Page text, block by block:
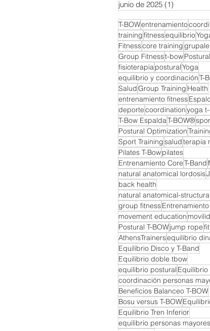
junio de 2025 (1)
T-BOWentrenamiento
trainingfitnessequilibrio
Fitnesscore training
Group Fitnesst-bowPostural
fisioterapiaposturalYoga
equilibrio y coordinaciónT-
SaludGroup Training Health
entrenamiento fitness
deportecoordinationyoga
T-Bow EspaldaT-BOW®
Postural Optimization
Sport Trainingsaludterapia
Pilates T-Bowpilates
Entrenamiento CoreT-Band
natural anatomical lordosis
back health
natural anatomical-
group fitness
movement education
Postural T-BOWjump rope
AthensTrainersequilibrio
Equilibrio Disco y T-Band
Equilibrio doble tbow
equilibrio postural
coordinación personas
Beneficios Balanceo T-BOW
Bosu versus T-BOW
Equilibrio Tren Inferior
equilibrio personas mayores